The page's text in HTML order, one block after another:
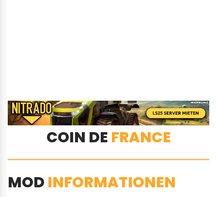
COIN DE FRANCE
MOD INFORMATIONEN